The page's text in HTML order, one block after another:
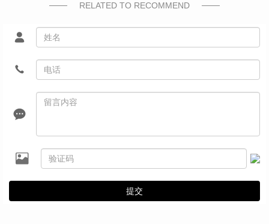
RELATED TO RECOMMEND
提交